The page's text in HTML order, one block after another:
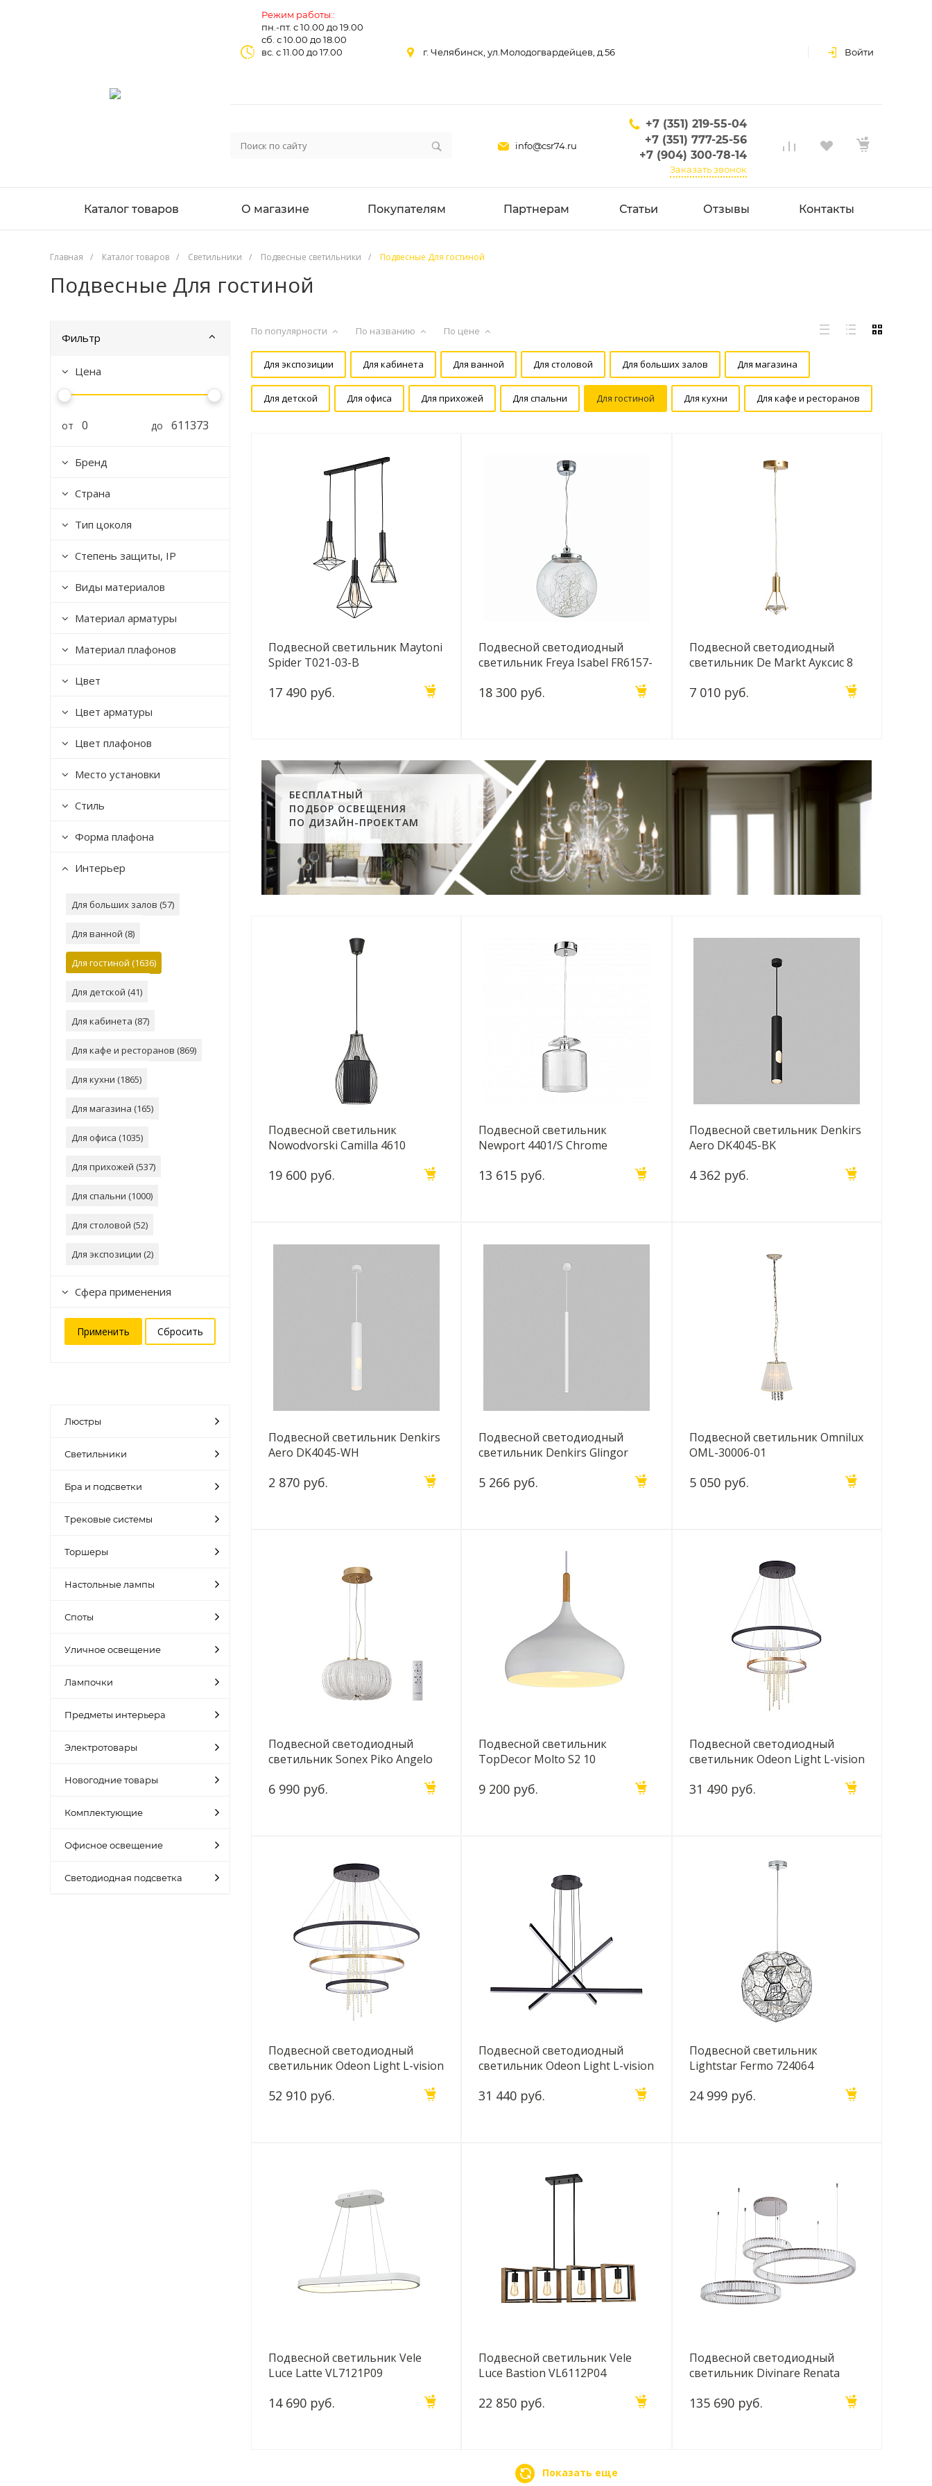
Режим работы::
пн.-пт. с 10.00 до 19.00
сб. с 10.00 до 18.00
вс. с 11.00 до 17.00
г. Челябинск, ул.Молодогвардейцев, д.56 Войти
info@csr74.ru
+7 (351) 219-55-04
+7 (351) 777-25-56
+7 (904) 300-78-14
Заказать звонок
Каталог товаров О магазине Покупателям Партнерам Статьи Отзывы Контакты
Главная / Каталог товаров / Светильники / Подвесные светильники / Подвесные Для гостиной
Подвесные Для гостиной
Фильтр
Цена
от до
Бренд
Страна
Тип цоколя
Степень защиты, IP
Виды материалов
Материал арматуры
Материал плафонов
Цвет
Цвет арматуры
Цвет плафонов
Место установки
Стиль
Форма плафона
Интерьер
Для больших залов (57)
Для ванной (8)
Для гостиной (1636)
Для детской (41)
Для кабинета (87)
Для кафе и ресторанов (869)
Для кухни (1865)
Для магазина (165)
Для офиса (1035)
Для прихожей (537)
Для спальни (1000)
Для столовой (52)
Для экспозиции (2)
Сфера применения
Люстры
Светильники
Бра и подсветки
Трековые системы
Торшеры
Настольные лампы
Споты
Уличное освещение
Лампочки
Предметы интерьера
Электротовары
Новогодние товары
Комплектующие
Офисное освещение
Светодиодная подсветка
По популярности По названию По цене
Для экспозиции Для кабинета Для ванной Для столовой Для больших залов Для магазина
Для детской Для офиса Для прихожей Для спальни Для гостиной Для кухни Для кафе и ресторанов
Подвесной светильник Maytoni
Spider T021-03-B
17 490 руб.
Подвесной светодиодный
светильник Freya Isabel FR6157-
18 300 руб.
Подвесной светодиодный
светильник De Markt Ауксис 8
7 010 руб.
БЕСПЛАТНЫЙ
ПОДБОР ОСВЕЩЕНИЯ
ПО ДИЗАЙН-ПРОЕКТАМ
Подвесной светильник
Nowodvorski Camilla 4610
19 600 руб.
Подвесной светильник
Newport 4401/S Chrome
13 615 руб.
Подвесной светильник Denkirs
Aero DK4045-BK
4 362 руб.
Подвесной светильник Denkirs
Aero DK4045-WH
2 870 руб.
Подвесной светодиодный
светильник Denkirs Glingor
5 266 руб.
Подвесной светильник Omnilux
OML-30006-01
5 050 руб.
Подвесной светодиодный
светильник Sonex Piko Angelo
6 990 руб.
Подвесной светильник
TopDecor Molto S2 10
9 200 руб.
Подвесной светодиодный
светильник Odeon Light L-vision
31 490 руб.
Подвесной светодиодный
светильник Odeon Light L-vision
52 910 руб.
Подвесной светодиодный
светильник Odeon Light L-vision
31 440 руб.
Подвесной светильник
Lightstar Fermo 724064
24 999 руб.
Подвесной светильник Vele
Luce Latte VL7121P09
14 690 руб.
Подвесной светильник Vele
Luce Bastion VL6112P04
22 850 руб.
Подвесной светодиодный
светильник Divinare Renata
135 690 руб.
Показать еще